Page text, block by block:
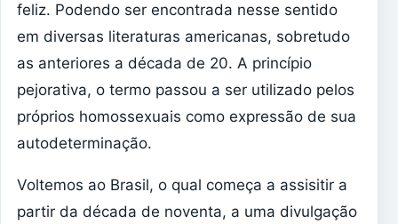
feliz. Podendo ser encontrada nesse sentido
em diversas literaturas americanas, sobretudo
as anteriores a década de 20. A princípio
pejorativa, o termo passou a ser utilizado pelos
próprios homossexuais como expressão de sua
autodeterminação.
Voltemos ao Brasil, o qual começa a assisitir a
partir da década de noventa, a uma divulgação